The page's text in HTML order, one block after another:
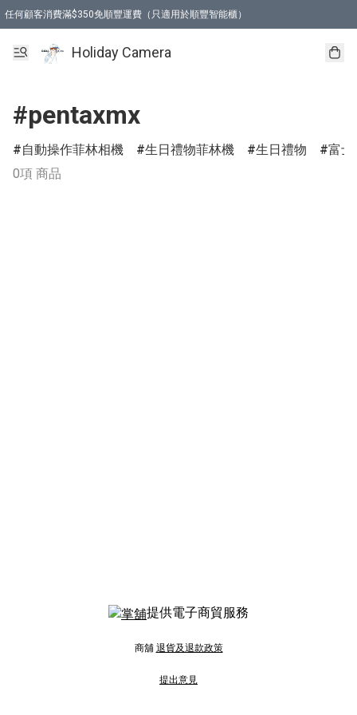
任何顧客消費滿$350免順豐運費（只適用於順豐智能櫃）
Holiday Camera
#pentaxmx
自動操作菲林相機 生日禮物菲林機 生日禮物
富士
0項 商品
提供電子商貿服務
商舖 退貨及退款政策
提出意見